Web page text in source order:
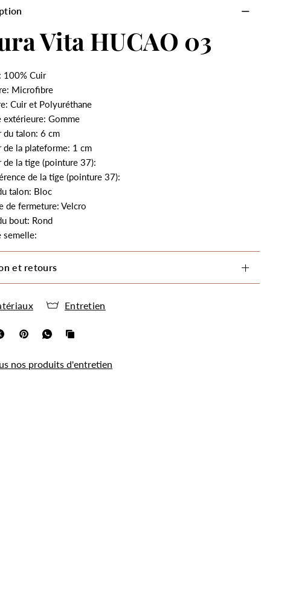
Vita HUCAO 03
100% Cuir
Microfibre
Cuir et Polyuréthane
extérieure: Gomme
du talon: 6 cm
de la plateforme: 1 cm
de la tige (pointure 37):
de la tige (pointure 37):
talon: Bloc
de fermeture: Velcro
bout: Rond
semelle:
et retours
Entretien
nos produits d'entretien